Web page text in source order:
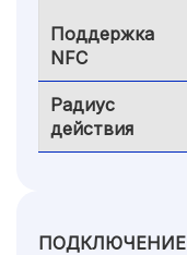
Поддержка
NFC
Радиус
действия
ПОДКЛЮЧЕНИЕ